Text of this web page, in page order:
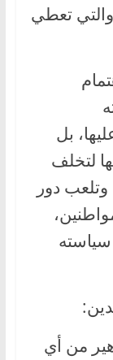
تعطي
بل
لتخلف
وتلعب دور
سياسته
من أي